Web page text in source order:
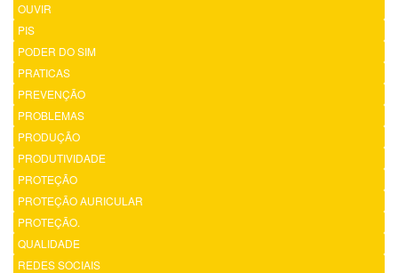
OUVIR
PIS
PODER DO SIM
PRATICAS
PREVENÇÃO
PROBLEMAS
PRODUÇÃO
PRODUTIVIDADE
PROTEÇÃO
PROTEÇÃO AURICULAR
PROTEÇÃO.
QUALIDADE
REDES SOCIAIS